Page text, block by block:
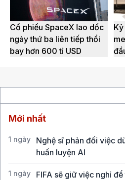
Cổ phiếu SpaceX lao dốc
ngày thứ ba liên tiếp thổi
bay hơn 600 tỉ USD
Mới nhất
1 ngày
Nghệ sĩ phản đối việc
huấn luyện AI
1 ngày
FIFA sẽ giữ việc nghỉ